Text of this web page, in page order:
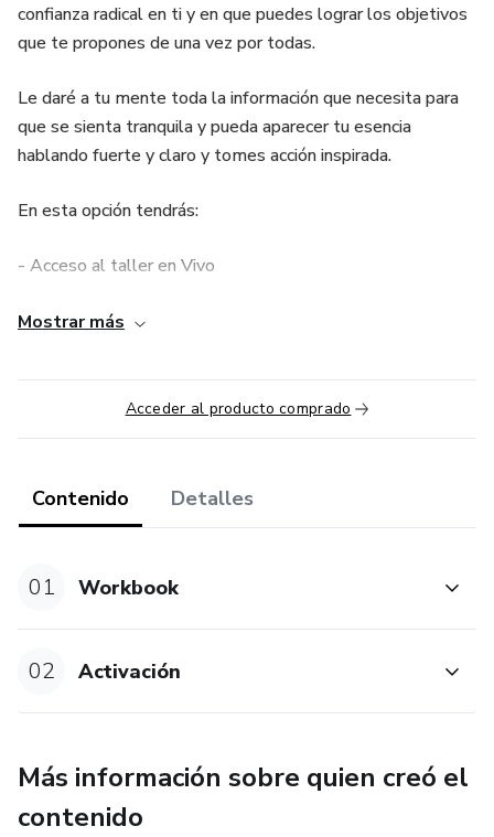
confianza radical en ti y en que puedes lograr los objetivos
que te propones de una vez por todas.
Le daré a tu mente toda la información que necesita para
que se sienta tranquila y pueda aparecer tu esencia
hablando fuerte y claro y tomes acción inspirada.
En esta opción tendrás:
- Acceso al taller en Vivo
- Tiempo ilimitado para volver a verlo
- Workbook con ejercicios
Mostrar más
Acceder al producto comprado
Contenido Detalles
01 Workbook
02 Activación
Más información sobre quien creó el
contenido